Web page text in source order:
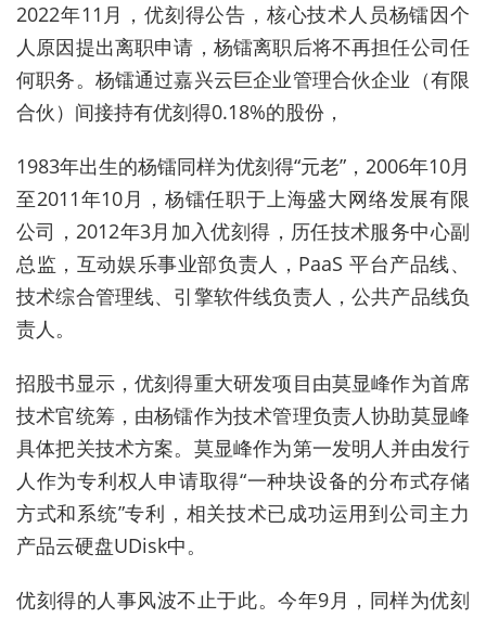
2022年11 月 ，优刻得公告， 核心技术人员杨镭因个
人原因提出离职申请，杨镭离职后将不再担任公司任
何职务。杨镭通过嘉兴云巨企业管理合伙企业 （有限
合伙 ） 间接持有优刻得0.18%的股份，
1983年出生的杨镭同样为优刻得“元老”，2006年10月
至2011年10月，杨镭任职于上海盛大网络发展有限
公司，2012年3月加入优刻得，历任技术服务中心副
总监，互动娱乐事业部负责人，PaaS 平台产品线、
技术综合管理线、引擎软件线负责人，公共产品线负
责人。
招股书显示，优刻得重大研发项目由莫显峰作为首席
技术官统筹，由杨镭作为技术管理负责人协助莫显峰
具体把关技术方案。莫显峰作为第一发明人并由发行
人作为专利权人申请取得“一种块设备的分布式存储
方式和系统”专利，相关技术已成功运用到公司主力
产品云硬盘UDisk中。
优刻得的人事风波不止于此。今年9月 ，同样为优刻